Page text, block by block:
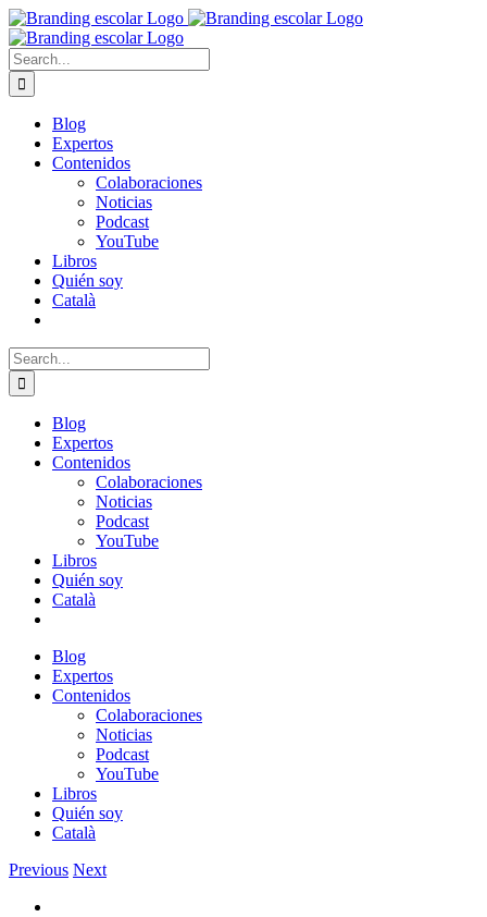
Skip
to
content
Search
for:
Blog
Expertos
Contenidos
Colaboraciones
Noticias
Podcast
YouTube
Libros
Quién soy
Català
Search
for:
Blog
Expertos
Contenidos
Colaboraciones
Noticias
Podcast
YouTube
Libros
Quién soy
Català
Blog
Expertos
Contenidos
Colaboraciones
Noticias
Podcast
YouTube
Libros
Quién soy
Català
Previous Next